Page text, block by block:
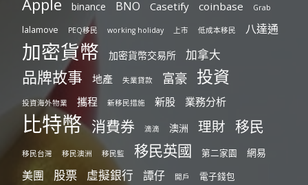
Apple binance BNO Casetify coinbase Grab
lalamove PEQ移民 working holiday 上市 低成本移民 八達通
加密貨幣 加密貨幣交易所 加拿大
品牌故事 地產 失業貸款 富豪 投資
投資海外物業 攜程 新移民措施 新股 業務分析
比特幣 消費券 滴滴 澳洲 理財 移民
移民台灣 移民澳洲 移民監 移民英國 第二家園 網易
美團 股票 虛擬銀行 譚仔 開戶 電子錢包